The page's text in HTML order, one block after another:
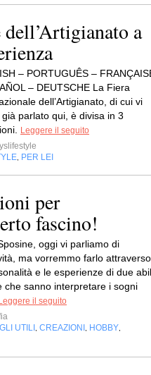
a
– PORTUGUÊS –
– DEUTSCHE La Fiera
dell’Artigianato, di cui vi
parlato qui, è divisa in 3
Leggere il seguito
, PER LEI
per
fascino!
oggi vi parliamo di
ma vorremmo farlo attraverso
e le esperienze di due
che sanno interpretare i sogni
Leggere il seguito
UTILI , CREAZIONI , HOBBY,